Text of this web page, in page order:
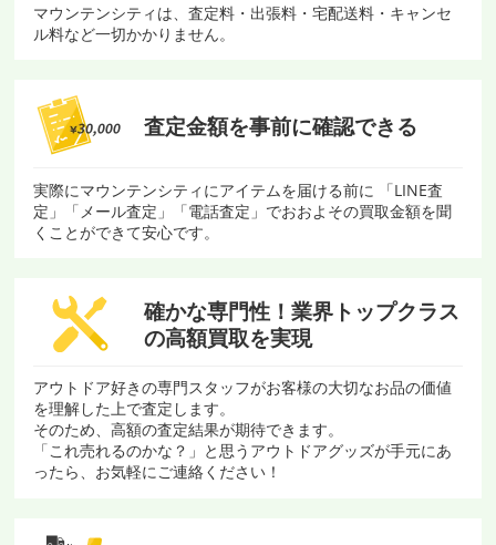
マウンテンシティは、査定料・出張料・宅配送料・キャンセ
ル料など一切かかりません。
査定金額を事前に確認できる
実際にマウンテンシティにアイテムを届ける前に 「LINE査
定」「メール査定」「電話査定」でおおよその買取金額を聞
くことができて安心です。
確かな専門性！ 業界トップクラス
の高額買取を実現
アウトドア好きの専門スタッフがお客様の大切なお品の価値
を理解した上で査定します。
そのため、高額の査定結果が期待できます。
「これ売れるのかな？」と思うアウトドアグッズが手元にあ
ったら、お気軽にご連絡ください！